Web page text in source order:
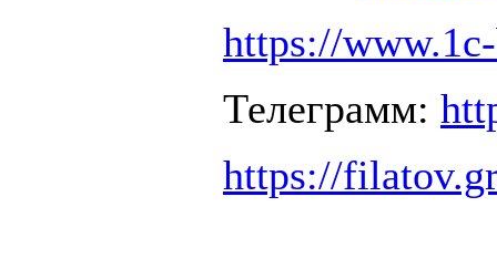
https://
Телеграмм:
https://